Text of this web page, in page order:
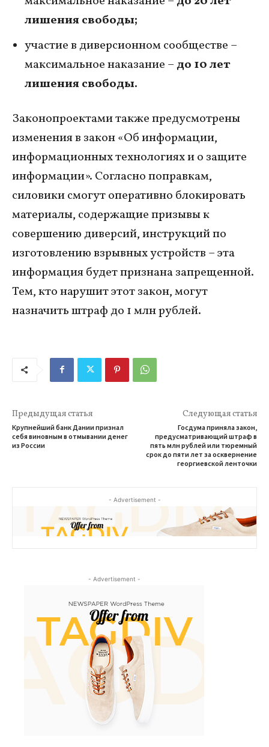
лишения свободы;
участие в диверсионном сообществе –
максимальное наказание –до 10 лет
лишения свободы.
Законопроектами также предусмотрены
изменения в закон «Об информации,
информационных технологиях и о защите
информации». Согласно поправкам,
силовики смогут оперативно блокировать
материалы, содержащие призывы к
совершению диверсий, инструкций по
изготовлению взрывных устройств – эта
информация будет признана запрещенной.
Тем, кто нарушит этот закон, могут
назначить штраф до 1 млн рублей.
Предыдущая статья
Крупнейший банк Дании признал
себя виновным в отмывании денег
из России
Следующая статья
Госдума приняла закон,
предусматривающий штраф в
пять млн рублей или тюремный
срок до пяти лет за осквернение
георгиевской ленточки
- Advertisement -
- Advertisement -